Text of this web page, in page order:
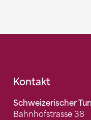
Fusszeile
Kontakt
Schweizerischer
Bahnhofstrasse 38